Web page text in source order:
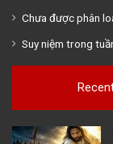
Chưa được phân
Suy niệm trong